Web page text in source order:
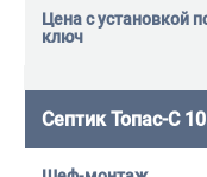
Септик Топас-С 10